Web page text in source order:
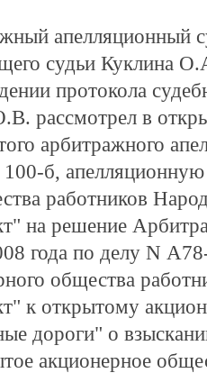
апелляционный
судьи Куклина
протокола
рассмотрел в
арбитражного
б,
работников
на решение
года по делу N
общества
к открытому
дороги" о
акционерное